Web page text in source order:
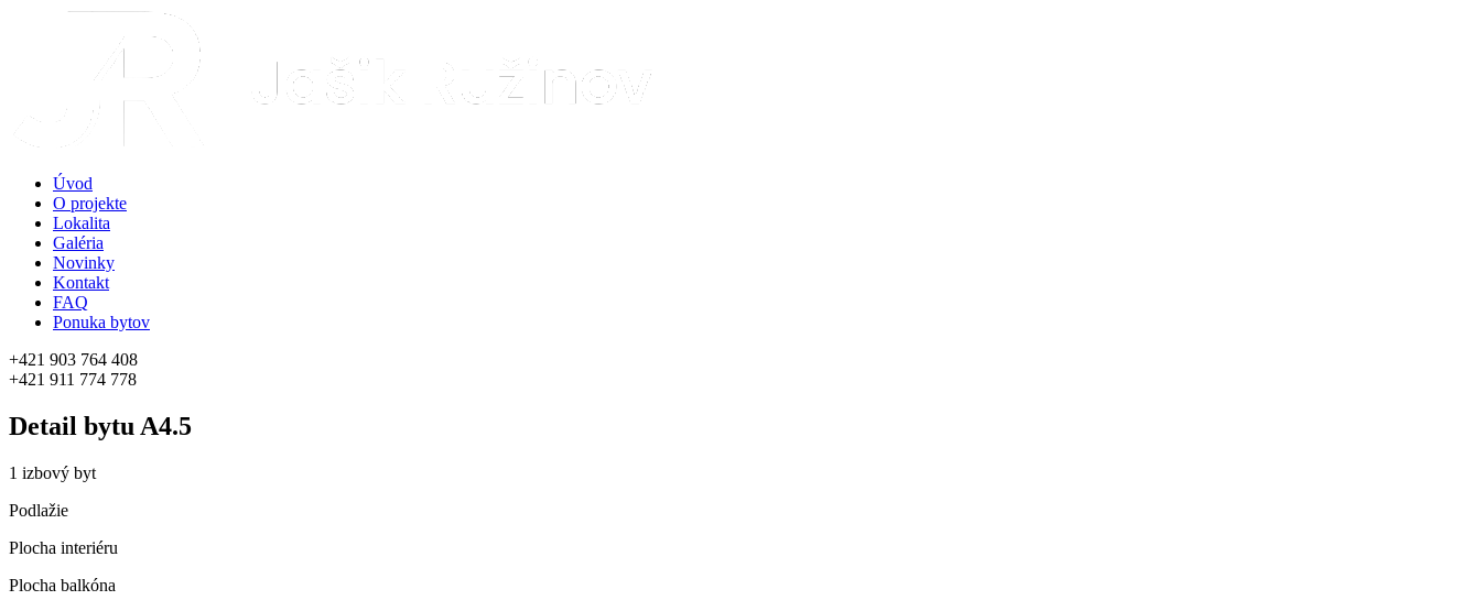
Úvod
O projekte
Lokalita
Galéria
Novinky
Kontakt
FAQ
Ponuka bytov
+421 903 764 408
+421 911 774 778
Detail bytu A4.5
1 izbový byt
Podlažie
Plocha interiéru
Plocha balkóna